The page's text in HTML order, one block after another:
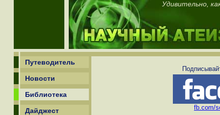
Удивительно,
Путеводитель
Новости
Библиотека
Дайджест fb.com/